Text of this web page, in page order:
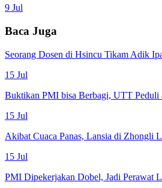
9 Jul
Baca Juga
Seorang Dosen di Hsincu Tikam Adik
15 Jul
Buktikan PMI bisa Berbagi, UTT Peduli
15 Jul
Akibat Cuaca Panas, Lansia di Zhongli
15 Jul
PMI Dipekerjakan Dobel, Jadi Perawat